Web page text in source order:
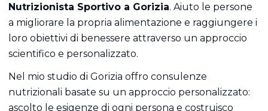
Nutrizionista Sportivo a Gorizia. Aiuto le persone
a migliorare la propria alimentazione e raggiungere i
loro obiettivi di benessere attraverso un approccio
scientifico e personalizzato.
Nel mio studio di Gorizia offro consulenze
nutrizionali basate su un approccio personalizzato:
ascolto le esigenze di ogni persona e costruisco